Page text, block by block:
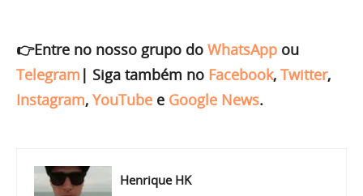
👉Entre no nosso grupo do WhatsApp ou
Telegram | Siga também no Facebook, Twitter,
Instagram, YouTube e Google News.
Henrique HK